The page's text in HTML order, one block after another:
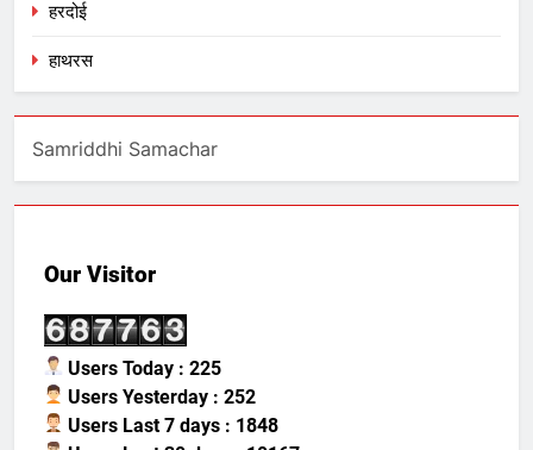
हरदोई
हाथरस
Samriddhi Samachar
Our Visitor
Users Today : 225
Users Yesterday : 252
Users Last 7 days : 1848